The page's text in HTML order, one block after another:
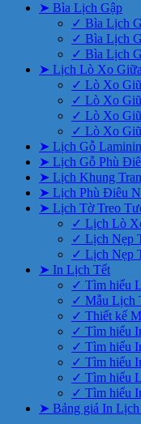
➤ Bìa Lịch Gập
✓ Bìa Lịch
✓ Bìa Lịch
✓ Bìa Lịch
➤ Lịch Lò Xo
✓ Lò Xo
✓ Lò Xo
✓ Lò Xo
✓ Lò Xo
➤ Lịch Gỗ
➤ Lịch Gỗ Phù
➤ Lịch Khung
➤ Lịch Phù Điêu
➤ Lịch Tờ Treo
✓ Lịch Lò
✓ Lịch Nẹp
✓ Lịch Nẹp
➤ In Lịch Tết
✓ Tìm hiểu
✓ Mẫu Lịch
✓ Thiết kế
✓ Tìm hiểu
✓ Tìm hiểu
✓ Tìm hiểu
✓ Tìm hiểu
✓ Tìm hiểu
➤ Bảng giá In